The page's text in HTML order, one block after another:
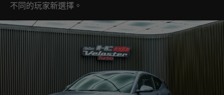
不同的玩家新選擇。